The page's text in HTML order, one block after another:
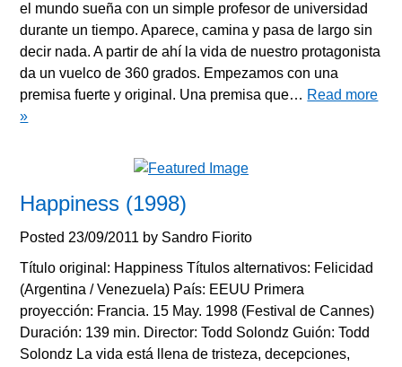
el mundo sueña con un simple profesor de universidad
durante un tiempo. Aparece, camina y pasa de largo sin
decir nada. A partir de ahí la vida de nuestro protagonista
da un vuelco de 360 grados. Empezamos con una
premisa fuerte y original. Una premisa que… Read more
»
Happiness (1998)
Posted 23/09/2011 by Sandro Fiorito
Título original: Happiness Títulos alternativos: Felicidad
(Argentina / Venezuela) País: EEUU Primera
proyección: Francia. 15 May. 1998 (Festival de Cannes)
Duración: 139 min. Director: Todd Solondz Guión: Todd
Solondz La vida está llena de tristeza, decepciones,